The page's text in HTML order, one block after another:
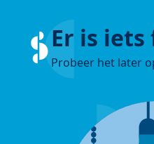
Er is iets
Probeer het later